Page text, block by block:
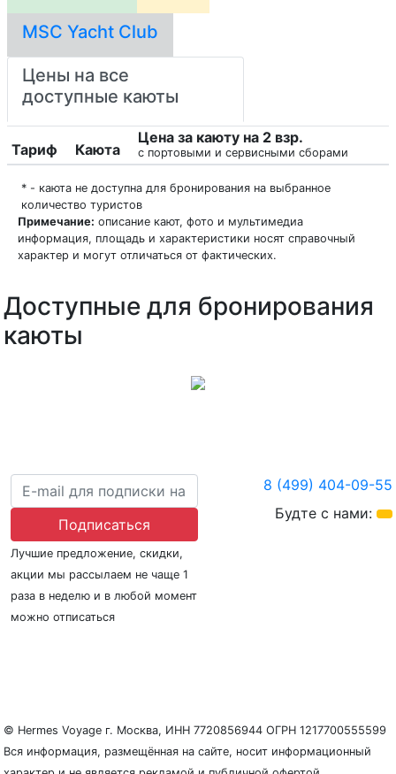
MSC Yacht Club
Цены на все
доступные каюты
Тариф Каюта
Цена за каюту на 2 взр.
с портовыми и сервисными сборами
* - каюта не доступна для бронирования на выбранное
количество туристов
Примечание: описание кают, фото и мультимедиа
информация, площадь и характеристики носят справочный
характер и могут отличаться от фактических.
Доступные для бронирования
каюты
© Hermes Voyage г. Москва, ИНН 7720856944 ОГРН 1217700555599
Вся информация, размещённая на сайте, носит информационный
Подписаться
Лучшие предложение, скидки,
акции мы рассылаем не чаще 1
раза в неделю и в любой момент
можно отписаться
8 (499) 404-09-55
Будте с нами: